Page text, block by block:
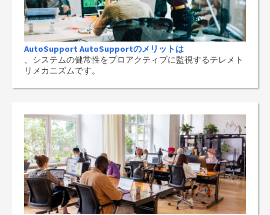
AutoSupport AutoSupportのメリットは
、システムの健常性をプロアクティブに監視するテレメト
リメカニズムです。